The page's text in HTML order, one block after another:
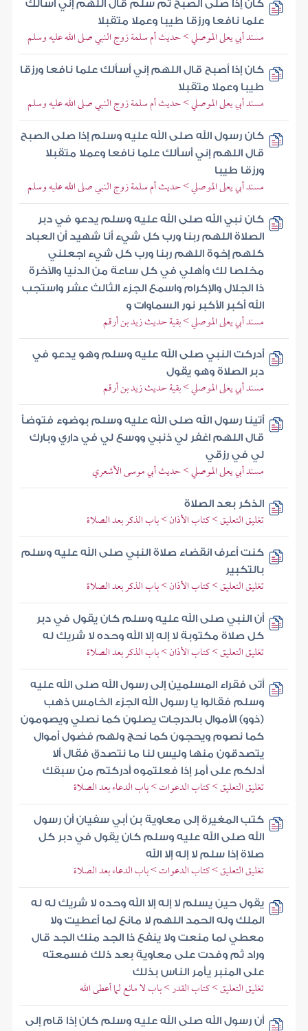
كان إذا صلى الصبح ثم سلم قال اللهم إني أسألك
علما نافعا ورزقا طيبا وعملا متقبلا
مسند أبي يعلى الموصلي > حديث أم سلمة زوج النبي صلى الله عليه وسلم
كان إذا أصبح قال اللهم إني أسألك علما نافعا ورزقا
طيبا وعملا متقبلا
مسند أبي يعلى الموصلي > حديث أم سلمة زوج النبي صلى الله عليه وسلم
كان رسول الله صلى الله عليه وسلم إذا صلى الصبح
قال اللهم إني أسألك علما نافعا وعملا متقبلا
ورزقا طيبا
مسند أبي يعلى الموصلي > حديث أم سلمة زوج النبي صلى الله عليه وسلم
كان نبي الله صلى الله عليه وسلم يدعو في دبر
الصلاة اللهم ربنا ورب كل شيء أنا شهيد أن العباد
كلهم إخوة اللهم ربنا ورب كل شيء اجعلني
مخلصا لك وأهلي في كل ساعة من الدنيا والآخرة
ذا الجلال والإكرام واسمع الجزء الثالث عشر واستجب
الله أكبر الأكبر نور السماوات و
مسند أبي يعلى الموصلي > بقية حديث زيد بن أرقم
أدركت النبي صلى الله عليه وسلم وهو يدعو في
دبر الصلاة وهو يقول
مسند أبي يعلى الموصلي > بقية حديث زيد بن أرقم
أتينا رسول الله صلى الله عليه وسلم بوضوء فتوضأ
قال اللهم اغفر لي ذنبي ووسع لي في داري وبارك
لي في رزقي
مسند أبي يعلى الموصلي > حديث أبي موسى الأشعري
الذكر بعد الصلاة
تغليق التعليق > كتاب الأذان > باب الذكر بعد الصلاة
كنت أعرف انقضاء صلاة النبي صلى الله عليه وسلم
بالتكبير
تغليق التعليق > كتاب الأذان > باب الذكر بعد الصلاة
أن النبي صلى الله عليه وسلم كان يقول في دبر
كل صلاة مكتوبة لا إله إلا الله وحده لا شريك له
تغليق التعليق > كتاب الأذان > باب الذكر بعد الصلاة
أتى فقراء المسلمين إلى رسول الله صلى الله عليه
وسلم فقالوا يا رسول الله الجزء الخامس ذهب
(ذوو) الأموال بالدرجات يصلون كما نصلي ويصومون
كما نصوم ويحجون كما نحج ولهم فضول أموال
يتصدقون منها وليس لنا ما نتصدق فقال ألا
أدلكم على أمر إذا فعلتموه أدركتم من سبقك
تغليق التعليق > كتاب الدعوات > باب الدعاء بعد الصلاة
كتب المغيرة إلى معاوية بن أبي سفيان أن رسول
الله صلى الله عليه وسلم كان يقول في دبر كل
صلاة إذا سلم لا إله إلا الله
تغليق التعليق > كتاب الدعوات > باب الدعاء بعد الصلاة
يقول حين يسلم لا إله إلا الله وحده لا شريك له له
الملك وله الحمد اللهم لا مانع لما أعطيت ولا
معطي لما منعت ولا ينفع ذا الجد منك الجد قال
وراد ثم وفدت على معاوية بعد ذلك فسمعته
على المنبر يأمر الناس بذلك
تغليق التعليق > كتاب القدر > باب لا مانع لما أعطى الله
أن رسول الله صلى الله عليه وسلم كان إذا قام إلى